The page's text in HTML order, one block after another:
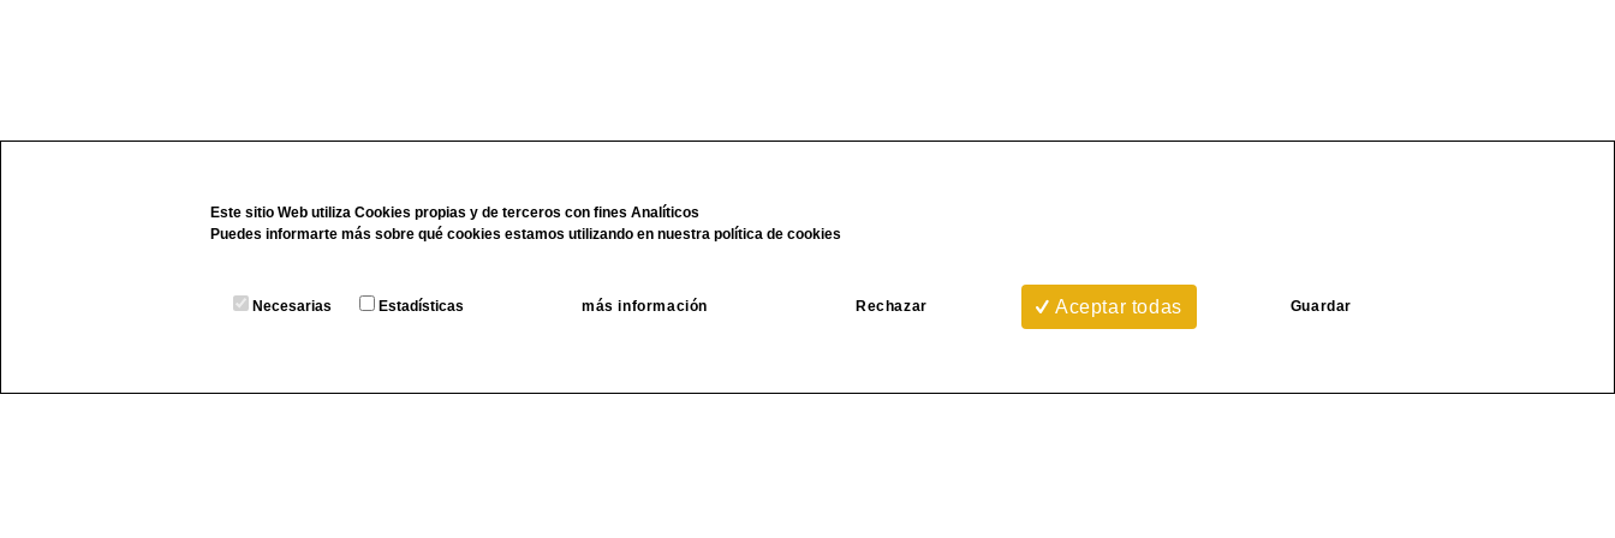
Este sitio Web utiliza Cookies propias y de terceros con fines Analíticos
Puedes informarte más sobre qué cookies estamos utilizando en nuestrapolítica de cookies
Necesarias Estadísticas más información Rechazar Aceptar todas Guardar